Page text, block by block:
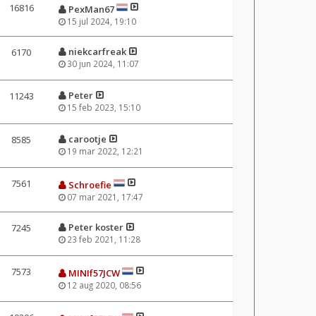
16816 PexMan67
15 jul 2024, 19:10
6170 niekcarfreak
30 jun 2024, 11:07
11243 Peter
15 feb 2023, 15:10
8585 carootje
19 mar 2022, 12:21
7561 Schroefie
07 mar 2021, 17:47
7245 Peter koster
23 feb 2021, 11:28
7573 MINIf57JCW
12 aug 2020, 08:56